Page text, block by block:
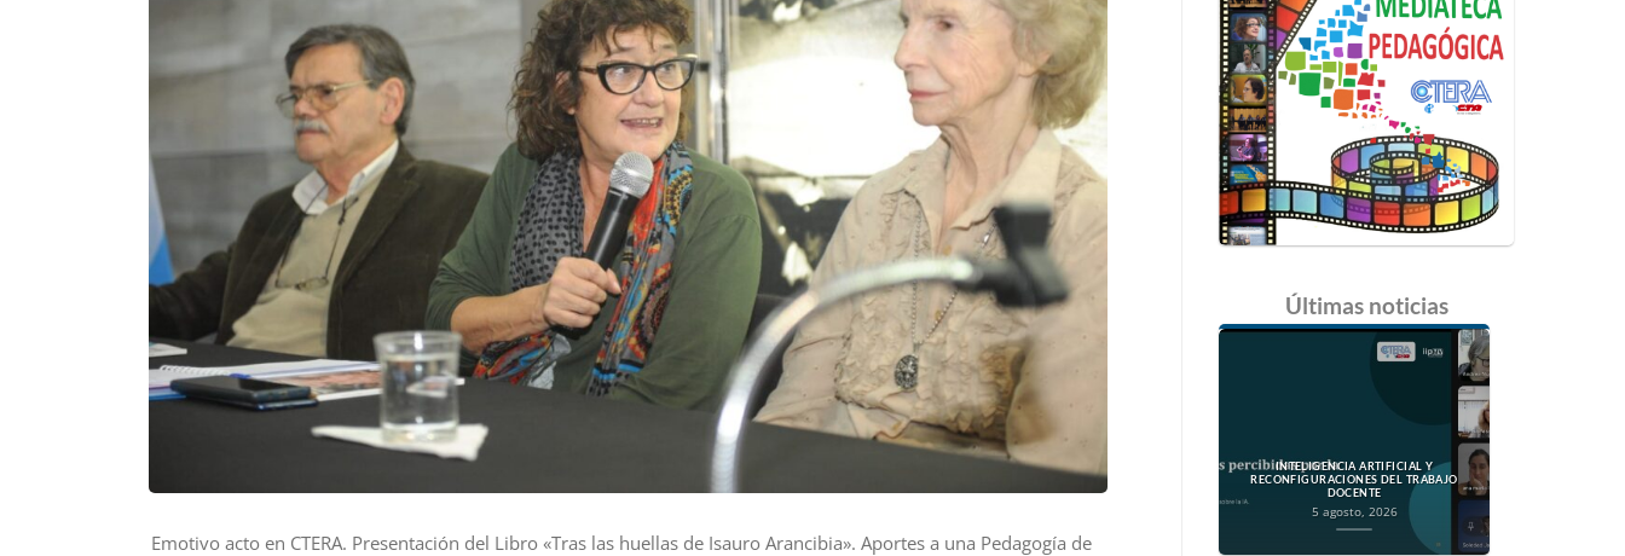
Emotivo acto en CTERA. Presentación del Libro «Tras las huellas de Isauro Arancibia». Aportes a una Pedagogía de
Últimas noticias
INTELIGENCIA ARTIFICIAL Y
RECONFIGURACIONES DEL TRABAJO
DOCENTE
5 agosto, 2026